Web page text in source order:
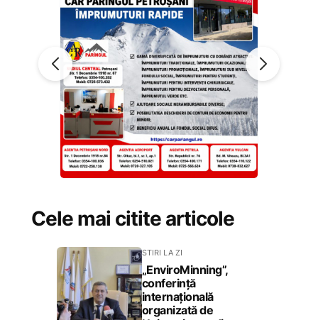
Cele mai citite articole
STIRI LA ZI
„EnviroMinning”,
conferință
internațională
organizată de